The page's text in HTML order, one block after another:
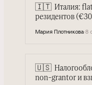
🇮🇹 Италия:
резидентов
Мария Плотникова·8
🇺🇸
non-grantor и